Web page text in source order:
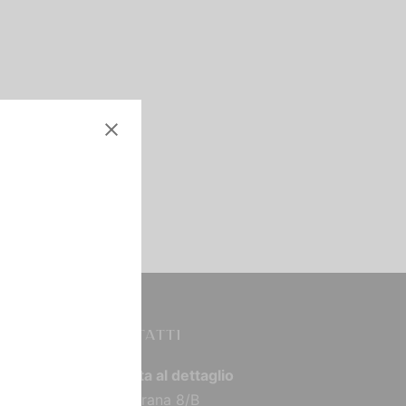
CONTATTI
Vendita al dettaglio
Via Torana 8/B